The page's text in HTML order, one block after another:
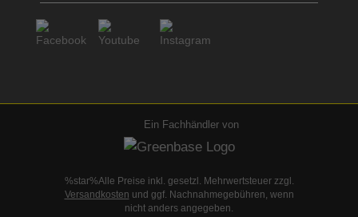
Ein Fachhändler von
%star%Alle Preise inkl. gesetzl. Mehrwertsteuer zzgl.
Versandkosten und ggf. Nachnahmegebühren, wenn
nicht anders angegeben.